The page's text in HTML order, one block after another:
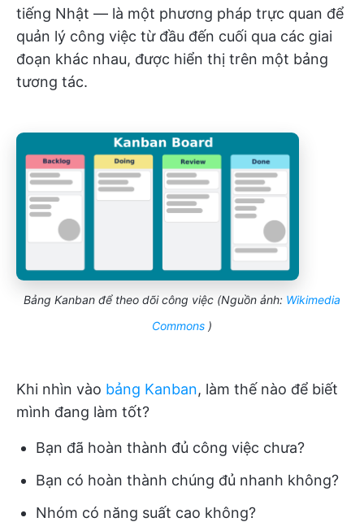
tiếng Nhật — là một phương pháp trực quan để
quản lý công việc từ đầu đến cuối qua các giai
đoạn khác nhau, được hiển thị trên một bảng
tương tác.
Bảng Kanban để theo dõi công việc (Nguồn ảnh: Wikimedia
Commons )
Khi nhìn vào bảng Kanban, làm thế nào để biết
mình đang làm tốt?
Bạn đã hoàn thành đủ công việc chưa?
Bạn có hoàn thành chúng đủ nhanh không?
Nhóm có năng suất cao không?